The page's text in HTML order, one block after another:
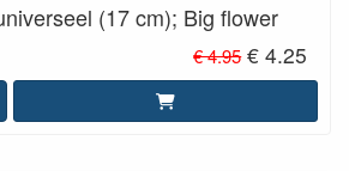
(17 cm); Big flower
€ 4.95 € 4.25